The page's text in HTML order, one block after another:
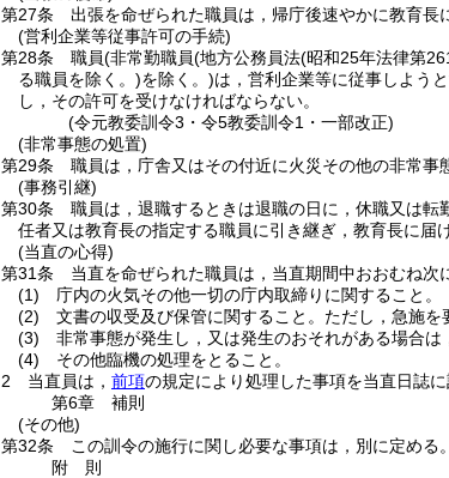
第27条
出張を命ぜられた職員は，帰庁後速やかに教育長
(営利企業等従事許可の手続)
第28条
職員(非常勤職員(地方公務員法(昭和25年法律第
る職員を除く。)を除く。)は，営利企業等に従事しよう
し，その許可を受けなければならない。
(令元教委訓令3・令5教委訓令1・一部改正)
(非常事態の処置)
第29条
職員は，庁舎又はその付近に火災その他の非常事
(事務引継)
第30条
職員は，退職するときは退職の日に，休職又は
任者又は教育長の指定する職員に引き継ぎ，教育長に届
(当直の心得)
第31条
当直を命ぜられた職員は，当直期間中おおむね次
(1)
庁内の火気その他一切の庁内取締りに関すること。
(2)
文書の収受及び保管に関すること。 ただし，急施を
(3)
非常事態が発生し，又は発生のおそれがある場合
(4)
その他臨機の処理をとること。
2
当直員は， 前項の規定により処理した事項を当直日誌
第6章
補則
(その他)
第32条
この訓令の施行に関し必要な事項は，別に定める。
附 則